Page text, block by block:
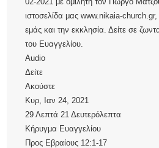
ιστοσελίδα μας www.nikaia-church.gr,
εμάς και την εκκλησία. Δείτε σε
του Ευαγγελίου.
Audio
Δείτε
Ακούστε
Κυρ, Ιαν 24, 2021
29 Λεπτά 21 Δευτερόλεπτα
Κήρυγμα Ευαγγελίου
Προς Εβραίους 12:1-17